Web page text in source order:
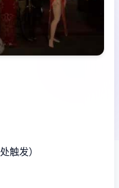
触发）